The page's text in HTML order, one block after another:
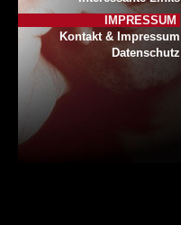
IMPRESSUM
Kontakt & Impressum
Datenschutz